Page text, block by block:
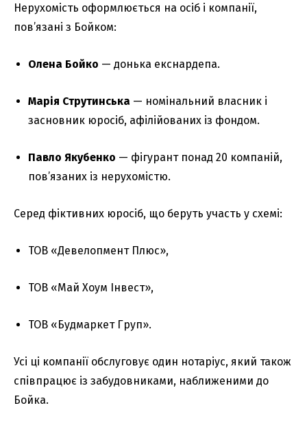
Нерухомість оформлюється на осіб і компанії,
пов’язані з Бойком:
Олена Бойко — донька екснардепа.
Марія Струтинська — номінальний власник і
засновник юросіб, афілійованих із фондом.
Павло Якубенко — фігурант понад 20 компаній,
пов’язаних із нерухомістю.
Серед фіктивних юросіб, що беруть участь у схемі:
ТОВ «Девелопмент Плюс»,
ТОВ «Май Хоум Інвест»,
ТОВ «Будмаркет Груп».
Усі ці компанії обслуговує один нотаріус, який також
співпрацює із забудовниками, наближеними до
Бойка.